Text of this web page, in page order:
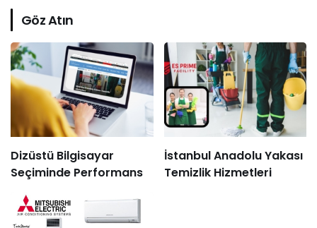
Göz Atın
Dizüstü Bilgisayar
Seçiminde Performans
İstanbul Anadolu Yakası
Temizlik Hizmetleri